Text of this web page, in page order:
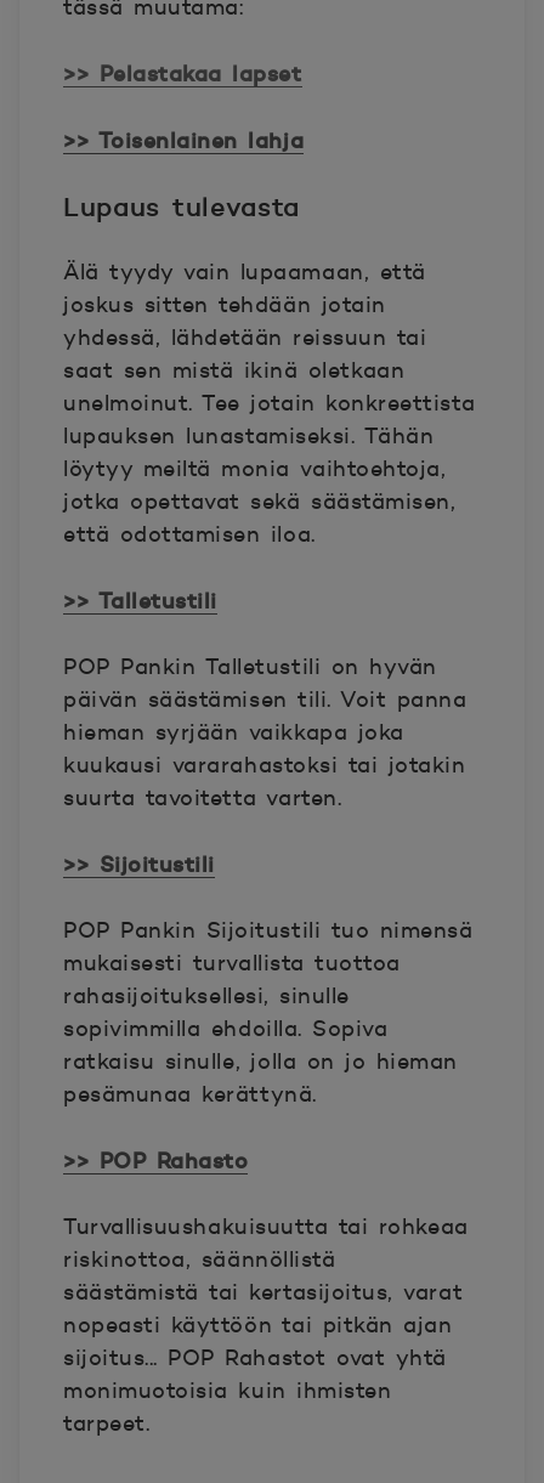
tässä muutama:
>> Pelastakaa lapset
>> Toisenlainen lahja
Lupaus tulevasta
Älä tyydy vain lupaamaan, että
joskus sitten tehdään jotain
yhdessä, lähdetään reissuun tai
saat sen mistä ikinä oletkaan
unelmoinut. Tee jotain konkreettista
lupauksen lunastamiseksi. Tähän
löytyy meiltä monia vaihtoehtoja,
jotka opettavat sekä säästämisen,
että odottamisen iloa.
>> Talletustili
POP Pankin Talletustili on hyvän
päivän säästämisen tili. Voit panna
hieman syrjään vaikkapa joka
kuukausi vararahastoksi tai jotakin
suurta tavoitetta varten.
>> Sijoitustili
POP Pankin Sijoitustili tuo nimensä
mukaisesti turvallista tuottoa
rahasijoituksellesi, sinulle
sopivimmilla ehdoilla. Sopiva
ratkaisu sinulle, jolla on jo hieman
pesämunaa kerättynä.
>> POP Rahasto
Turvallisuushakuisuutta tai rohkeaa
riskinottoa, säännöllistä
säästämistä tai kertasijoitus, varat
nopeasti käyttöön tai pitkän ajan
sijoitus... POP Rahastot ovat yhtä
monimuotoisia kuin ihmisten
tarpeet.